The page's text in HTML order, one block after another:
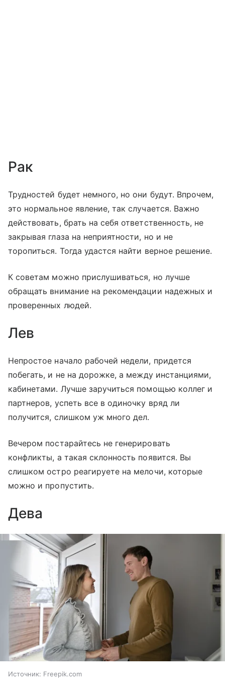
Рак
Трудностей будет немного, но они будут. Впрочем,
это нормальное явление, так случается. Важно
действовать, брать на себя ответственность, не
закрывая глаза на неприятности, но и не
торопиться. Тогда удастся найти верное решение.
К советам можно прислушиваться, но лучше
обращать внимание на рекомендации надежных и
проверенных людей.
Лев
Непростое начало рабочей недели, придется
побегать, и не на дорожке, а между инстанциями,
кабинетами. Лучше заручиться помощью коллег и
партнеров, успеть все в одиночку вряд ли
получится, слишком уж много дел.
Вечером постарайтесь не генерировать
конфликты, а такая склонность появится. Вы
слишком остро реагируете на мелочи, которые
можно и пропустить.
Дева
Источник: Freepik.com